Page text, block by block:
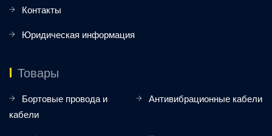
Контакты
Юридическая информация
Товары
Бортовые провода и
кабели
Антивибрационные кабели